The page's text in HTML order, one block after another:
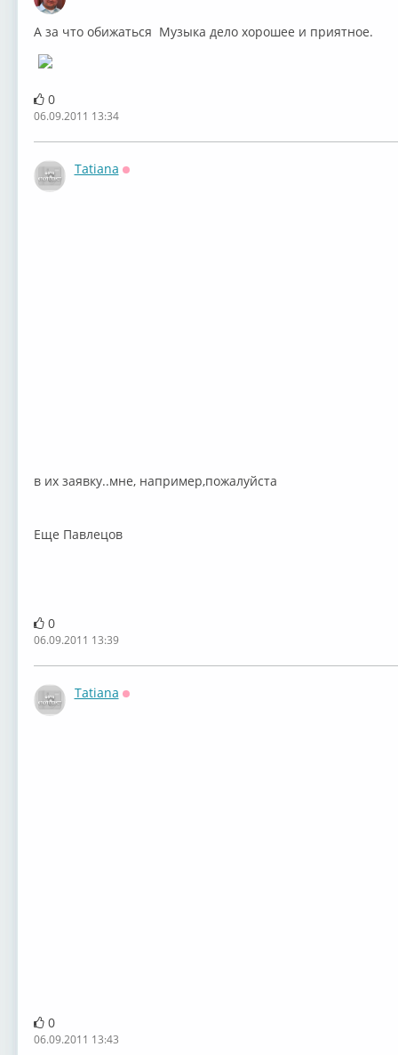
А за что обижаться Музыка дело хорошее и приятное.
0
06.09.2011 13:34
Tatiana
в их заявку..мне, например,пожалуйста
Еще Павлецов
0
06.09.2011 13:39
Tatiana
0
06.09.2011 13:43